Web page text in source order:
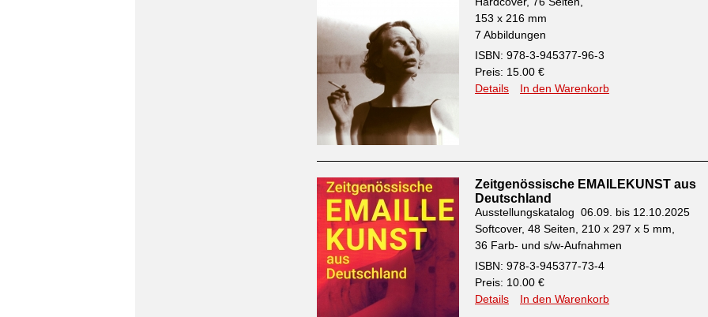
153 x 216 mm
7 Abbildungen
ISBN: 978-3-945377-96-3
Preis: 15.00 €
Details
In den Warenkorb
Zeitgenössische EMAILEKUNST aus
Deutschland
Ausstellungskatalog 06.09. bis 12.10.2025
Softcover, 48 Seiten, 210 x 297 x 5 mm,
36 Farb- und s/w-Aufnahmen
ISBN: 978-3-945377-73-4
Preis: 10.00 €
Details
In den Warenkorb